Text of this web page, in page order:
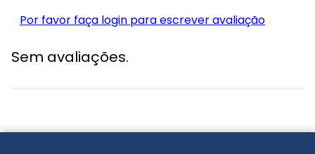
Por favor faça login para escrever avaliação
Sem avaliações.